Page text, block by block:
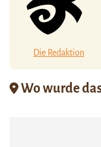
Die Redaktion
Wo wurde